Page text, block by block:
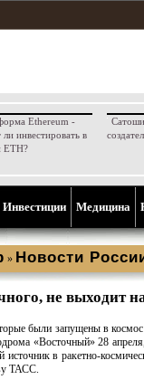
Ethereum -
ли инвестировать в
ETH?
Инвестиции Медицина
» Новости
не выходит
были запущены в космос
«Восточный» 28
источник в ракетно-
ТАСС.